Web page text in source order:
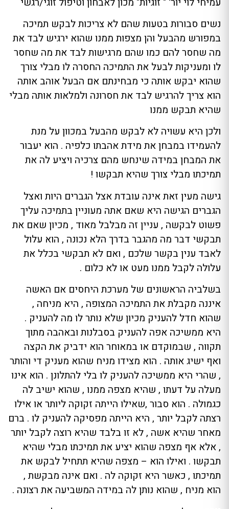
נשים סבורות בטעות שהם לא צריכות לבקש תמיכה
במפורש מהבעל והן מצפות ממנו שהוא ירגיש לבד את
מה שחסר להם כמו שהם מרגישות לבד את מה שחסר
לו ומעניקות לבעל את התמיכה החסרה לו מבלי צורך
שהוא יבקש אותה כי מבחינתם אם הבעל אוהב אותה
הוא צריך להרגיש לבד את חסרונה ולמלאות אותה מבלי
שהיא תבקש ממנו
ולכן היא עשויה לא לבקש מהבעל במכוון על מנת
להעמידו במבחן את מידת אהבתו כלפיה . הוא יעבור
את המבחן במידה שינחש מהם צרכיה ויציע לה את
תמיכתו מבלי צורך שהיא תבקשו !
גישה מעין זאת אינה עובדת אצל הגברים היות ואצל
הגברים הגישה היא שאם אתה מעוניין בתמיכה עליך
פשוט לבקשה , עניין זה מבלבל מאוד , מכיון שאם את
תבקשי דבר מה מהגבר בדרך הלא נכונה , הוא עלול
לאבד ענין בקשר שלכם , ואם לא תבקשי בכלל את
עלולה לקבל ממנו מעט או לא כלום .
בשלביה הראשונים של מערכת היחסים אם האשה
איננה מקבלת את התמיכה המצופה , היא מניחה ,
שהוא חדל להעניק מכיון שלא נותר לו מה להעניק .
היא ממשיכה אפה להעניק בסבלנות ובאהבה מתוך
תקווה , שבמוקדם או במאוחר הוא ידביק את הקצה
ואף ישיג אותה . הוא מצידו מניח שהוא מעניק די והותר
, שהרי היא ממשיכה להעניק לו בלי להתלונן . הוא אינו
מעלה על דעתו , שהיא מצפה ממנו , שהוא ישיב לה
כגמולה . הוא סבור ,שאילו הייתה זקוקה ליותר או אילו
רצתה לקבל יותר , היא הייתה מפסיקה להעניק לו . ברם
מאחר שהיא אשה , לא זו בלבד שהיא רוצה לקבל יותר
, אלא אף מצפה שהוא יציע את תמיכתו מבלי שהיא
תבקשו . ואילו הוא – מצפה שהיא תתחיל לבקש את
תמיכתו , כאשר היא זקוקה לה . ואם אינה מבקשת ,
הוא מניח , שהוא נותן לה במידה המשביעה את רצונה .